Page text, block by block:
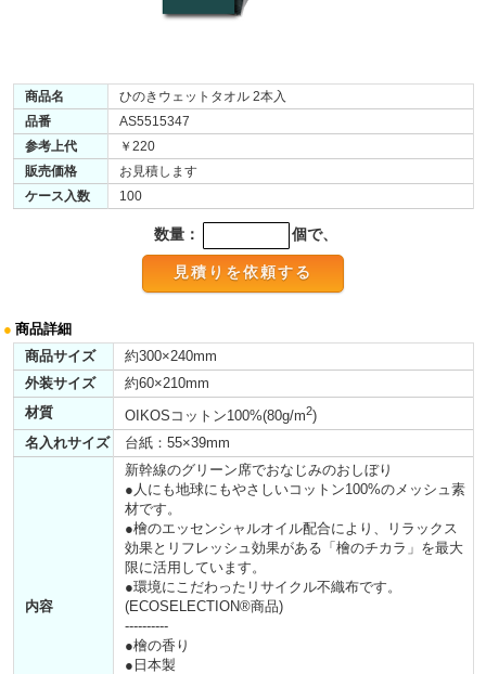
商品名
ひのきウェットタオル 2本入
品番
AS5515347
参考上代
￥220
販売価格
お見積します
ケース入数
100
数量： 個で、
● 商品詳細
商品サイズ
約300×240mm
外装サイズ
約60×210mm
材質
OIKOSコットン100%(80g/m2)
名入れサイズ
台紙：55×39mm
内容
新幹線のグリーン席でおなじみのおしぼり
●人にも地球にもやさしいコットン100%のメッシュ素
材です。
●檜のエッセンシャルオイル配合により、リラックス
効果とリフレッシュ効果がある「檜のチカラ」を最大
限に活用しています。
●環境にこだわったリサイクル不織布です。
(ECOSELECTION®商品)
----------
●檜の香り
●日本製